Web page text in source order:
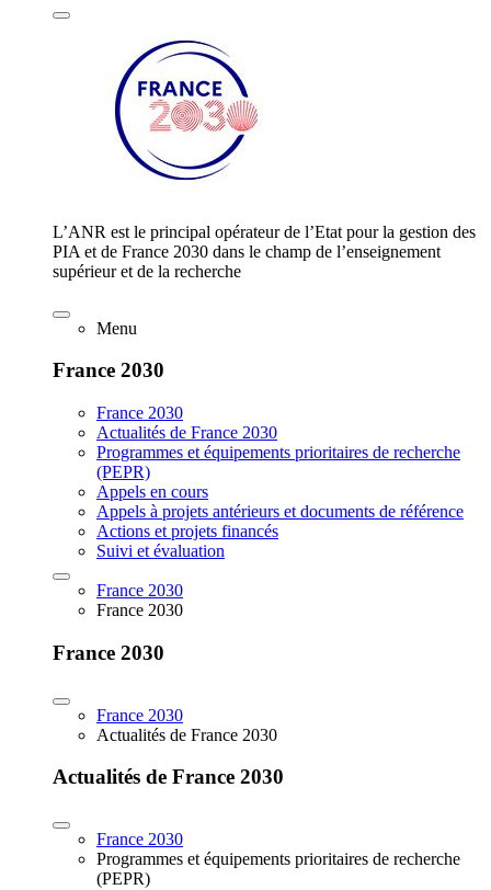
L’ANR est le principal opérateur de l’Etat pour la gestion des
PIA et de France 2030 dans le champ de l’enseignement
supérieur et de la recherche
Menu
France 2030
France 2030
Actualités de France 2030
Programmes et équipements prioritaires de recherche
(PEPR)
Appels en cours
Appels à projets antérieurs et documents de référence
Actions et projets financés
Suivi et évaluation
France 2030
France 2030
France 2030
France 2030
Actualités de France 2030
Actualités de France 2030
France 2030
Programmes et équipements prioritaires de recherche
(PEPR)